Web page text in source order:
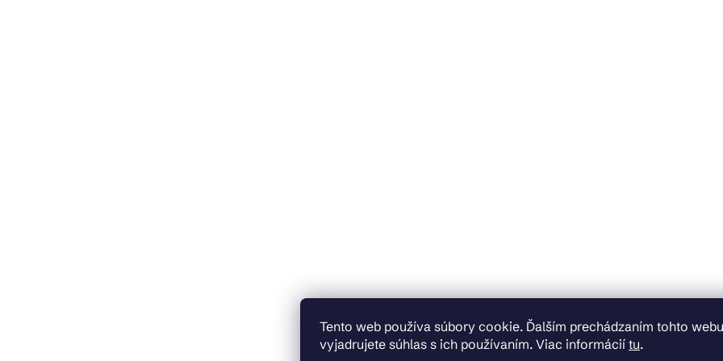
Tento web používa súbory cookie. Ďalším prechádzaním tohto webu
vyjadrujete súhlas s ich používaním. Viac informácií tu.